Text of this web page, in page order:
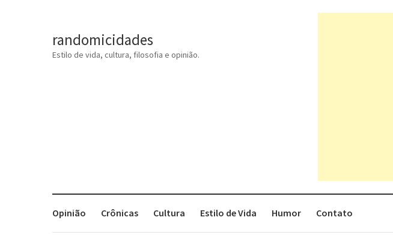
randomicidades
Estilo de vida, cultura, filosofia e opinião.
Opinião Crônicas Cultura Estilo de Vida Humor Contato